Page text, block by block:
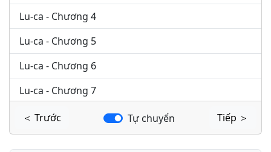
Lu-ca - Chương 4
Lu-ca - Chương 5
Lu-ca - Chương 6
Lu-ca - Chương 7
Lu-ca - Chương 8
＜ Trước Tự chuyển Tiếp ＞